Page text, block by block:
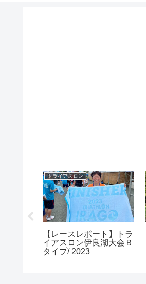
トライアスロン
【レースレポート】トラ
イアスロン伊良湖大会Ｂ
タイプ/ 2023